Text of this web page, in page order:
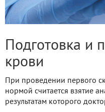
Подготовка и
крови
При проведении первого
нормой считается взятие
результатам которого